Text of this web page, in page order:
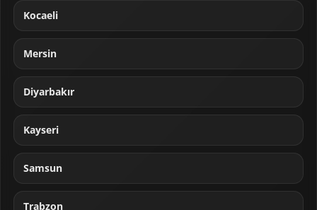
Kocaeli
Mersin
Diyarbakır
Kayseri
Samsun
Trabzon